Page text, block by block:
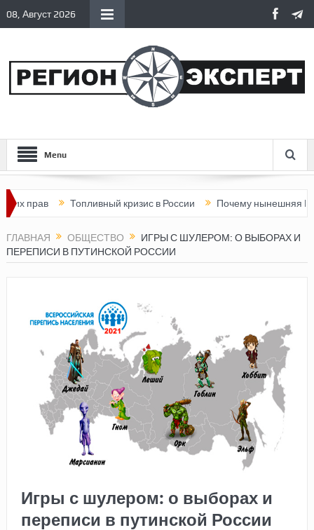
08, Август 2026
Menu
Топливный кризис в России Почему нынешняя Россия
ГЛАВНАЯ ОБЩЕСТВО
ИГРЫ С ШУЛЕРОМ: О ВЫБОРАХ И
ПЕРЕПИСИ В ПУТИНСКОЙ РОССИИ
Игры с шулером: о выборах и
переписи в путинской России